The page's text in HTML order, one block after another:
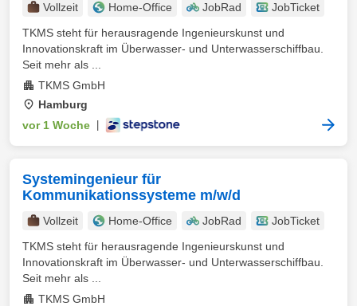
Vollzeit Home-Office JobRad
JobTicket
TKMS steht für herausragende Ingenieurskunst und
Innovationskraft im Überwasser- und Unterwasserschiffbau.
Seit mehr als ...
TKMS GmbH
Hamburg
vor 1 Woche
Systemingenieur für
Kommunikationssysteme m/w/d
Vollzeit Home-Office JobRad
JobTicket
TKMS steht für herausragende Ingenieurskunst und
Innovationskraft im Überwasser- und Unterwasserschiffbau.
Seit mehr als ...
TKMS GmbH